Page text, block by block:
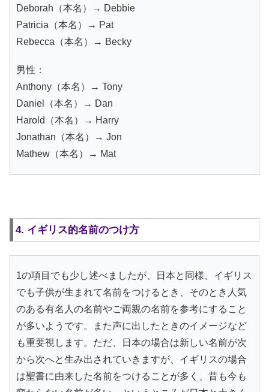
Deborah（本名）→ Debbie
Patricia（本名）→ Pat
Rebecca（本名）→ Becky
男性：
Anthony（本名）→ Tony
Daniel（本名）→ Dan
Harold（本名）→ Harry
Jonathan（本名）→ Jon
Mathew（本名）→ Mat
4. イギリス的名前のつけ方
1の項目でも少し述べましたが、日本と同様、イギリス
でも子供が生まれて名前をつけるとき、そのとき人気
のある有名人の名前やご両親の名前を参考にすること
が多いようです。また声に出したときのイメージなど
も重要視します。ただ、日本の場合は新しい名前が次
から次へと生み出されていきますが、イギリスの場合
は聖書に由来した名前をつけることが多く、昔も今も